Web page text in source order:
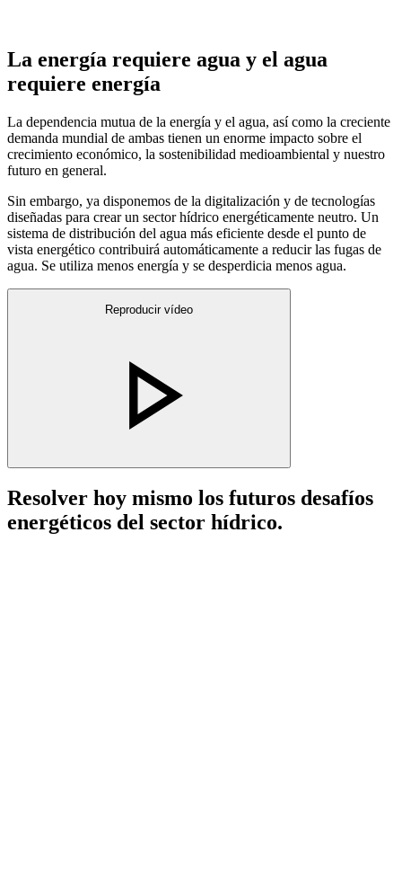
La energía requiere agua y el agua
requiere energía
La dependencia mutua de la energía y el agua, así como la creciente
demanda mundial de ambas tienen un enorme impacto sobre el
crecimiento económico, la sostenibilidad medioambiental y nuestro
futuro en general.
Sin embargo, ya disponemos de la digitalización y de tecnologías
diseñadas para crear un sector hídrico energéticamente neutro. Un
sistema de distribución del agua más eficiente desde el punto de
vista energético contribuirá automáticamente a reducir las fugas de
agua. Se utiliza menos energía y se desperdicia menos agua.
Reproducir vídeo
Resolver hoy mismo los futuros desafíos
energéticos del sector hídrico.